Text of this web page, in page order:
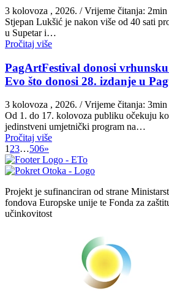
3 kolovoza , 2026. / Vrijeme čitanja: 2min
St​jepan Lukšić je nakon više od 40 sati
u Supetar i…
Pročitaj više
PagArtFestival donosi
Evo što donosi 28. izdanje u
3 kolovoza , 2026. / Vrijeme čitanja: 3min
Od 1. do 17. kolovoza publiku očekuju
jedinstveni umjetnički program na…
Pročitaj više
123…506»
Projekt je sufinanciran od strane
fondova Europske unije te Fonda za
učinkovitost